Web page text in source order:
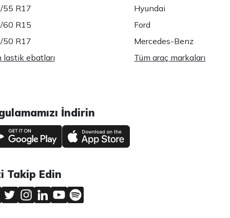
55 R17
60 R15
50 R17
lastik ebatları
Hyundai
Ford
Mercedes-Benz
Tüm araç markaları
İndirin
Takip Edin